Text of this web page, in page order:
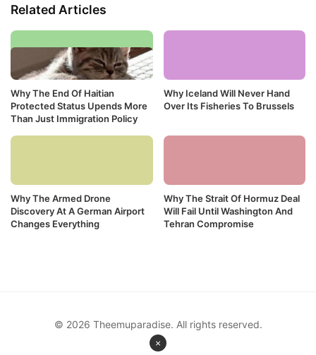
Related Articles
Why The End Of Haitian
Protected Status Upends More
Than Just Immigration Policy
Why Iceland Will Never Hand
Over Its Fisheries To Brussels
Why The Armed Drone
Discovery At A German Airport
Changes Everything
Why The Strait Of Hormuz Deal
Will Fail Until Washington And
Tehran Compromise
×
© 2026 Theemuparadise. All rights reserved.